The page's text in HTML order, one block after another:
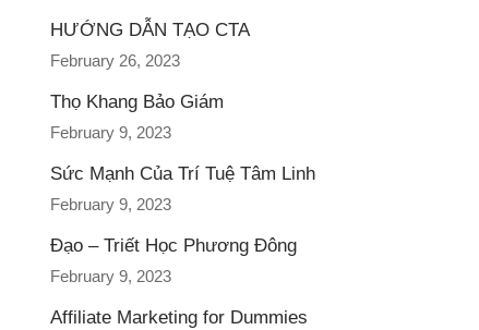
HƯỚNG DẪN TẠO CTA
February 26, 2023
Thọ Khang Bảo Giám
February 9, 2023
Sức Mạnh Của Trí Tuệ Tâm Linh
February 9, 2023
Đạo – Triết Học Phương Đông
February 9, 2023
Affiliate Marketing for Dummies